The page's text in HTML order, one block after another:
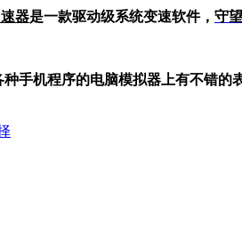
器是一款驱动级系统变速软件， 守
手机程序的电脑模拟器上有不错的